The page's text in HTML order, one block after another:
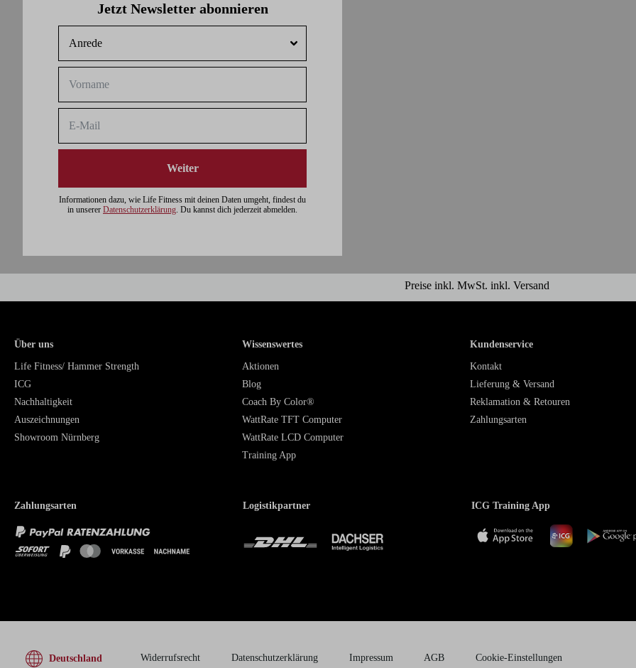
Jetzt Newsletter abonnieren
Weiter
Informationen dazu, wie Life Fitness mit deinen Daten umgeht, findest du
in unserer Datenschutzerklärung. Du kannst dich jederzeit abmelden.
Preise inkl. MwSt. inkl. Versand
Über uns
Life Fitness/ Hammer Strength
ICG
Nachhaltigkeit
Auszeichnungen
Showroom Nürnberg
Wissenswertes
Aktionen
Blog
Coach By Color®
WattRate TFT Computer
WattRate LCD Computer
Training App
Kundenservice
Kontakt
Lieferung & Versand
Reklamation & Retouren
Zahlungsarten
Zahlungsarten Logistikpartner ICG Training App
Deutschland Widerrufsrecht Datenschutzerklärung Impressum AGB Cookie-Einstellungen